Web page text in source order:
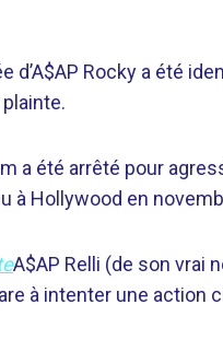
d’A$AP Rocky a été
a été arrêté pour
à Hollywood en
A$AP Relli (de son vrai
à intenter une action